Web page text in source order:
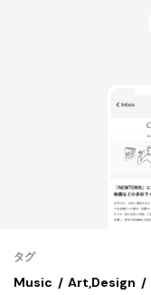
タグ
Music Art,Design